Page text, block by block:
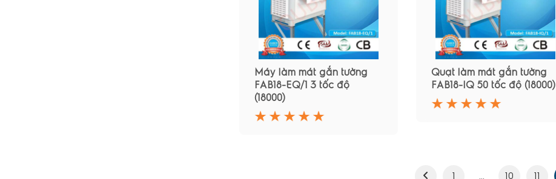
Máy làm mát gắn tường
FAB18-EQ/1 3 tốc độ
(18000)
Quạt làm mát gắn tường
FAB18-IQ 50 tốc độ (18000)
1 10 11